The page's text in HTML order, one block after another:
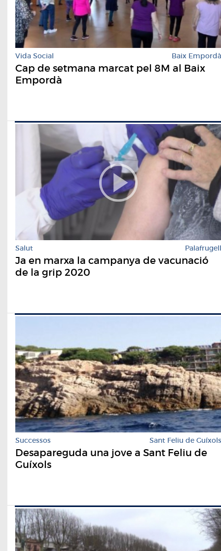
Vida Social Baix Empordà
Cap de setmana marcat pel 8M al Baix
Empordà
Salut Palafrugell
Ja en marxa la campanya de vacunació
de la grip 2020
Successos Sant Feliu de Guíxols
Desapareguda una jove a Sant Feliu de
Guíxols